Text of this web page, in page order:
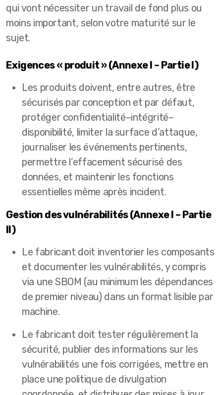
qui vont nécessiter un travail de fond plus ou
moins important, selon votre maturité sur le
sujet.
Exigences « produit » (Annexe I – Partie I)
Les produits doivent, entre autres, être
sécurisés par conception et par défaut,
protéger confidentialité–intégrité–
disponibilité, limiter la surface d’attaque,
journaliser les événements pertinents,
permettre l’effacement sécurisé des
données, et maintenir les fonctions
essentielles même après incident.
Gestion des vulnérabilités (Annexe I – Partie
II)
Le fabricant doit inventorier les composants
et documenter les vulnérabilités, y compris
via une SBOM (au minimum les dépendances
de premier niveau) dans un format lisible par
machine.
Le fabricant doit tester régulièrement la
sécurité, publier des informations sur les
vulnérabilités une fois corrigées, mettre en
place une politique de divulgation